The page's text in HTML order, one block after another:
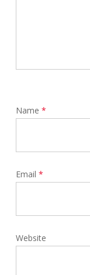
Name *
Email *
Website